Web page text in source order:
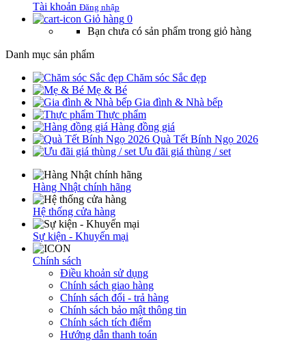
Tài khoản Đăng nhập
Giỏ hàng 0
Bạn chưa có sản phẩm trong giỏ hàng
Danh mục sản phẩm
Chăm sóc Sắc đẹp
Mẹ & Bé
Gia đình & Nhà bếp
Thực phẩm
Hàng đồng giá
Quà Tết Bính Ngọ 2026
Ưu đãi giá thùng / set
Hàng Nhật chính hãng
Hệ thống cửa hàng
Sự kiện - Khuyến mại
Chính sách
Điều khoản sử dụng
Chính sách giao hàng
Chính sách đổi - trả hàng
Chính sách bảo mật thông tin
Chính sách tích điểm
Hướng dẫn thanh toán